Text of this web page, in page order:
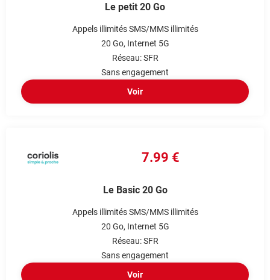
Le petit 20 Go
Appels illimités SMS/MMS illimités
20 Go Internet 5G
Réseau: SFR
Sans engagement
Voir
7.99 €
Le Basic 20 Go
Appels illimités SMS/MMS illimités
20 Go Internet 5G
Réseau: SFR
Sans engagement
Voir